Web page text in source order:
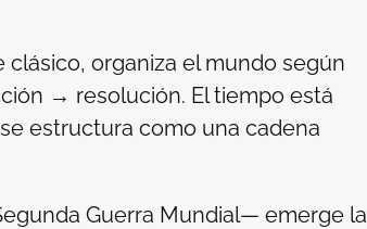
organiza el mundo según
→ resolución. El tiempo está
estructura como una cadena
Guerra Mundial— emerge la